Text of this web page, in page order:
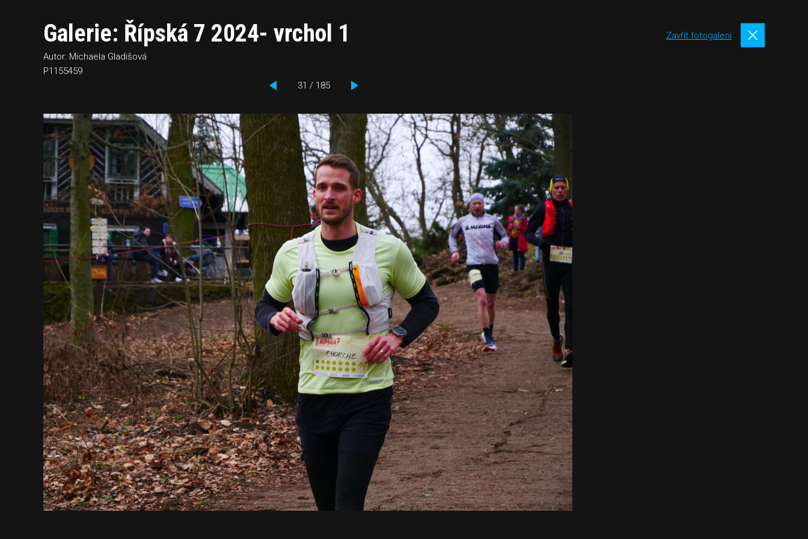
Galerie: Řípská 7 2024- vrchol 1
Autor: Michaela Gladišová
P1155459
31 / 185
Zavřít fotogalerii